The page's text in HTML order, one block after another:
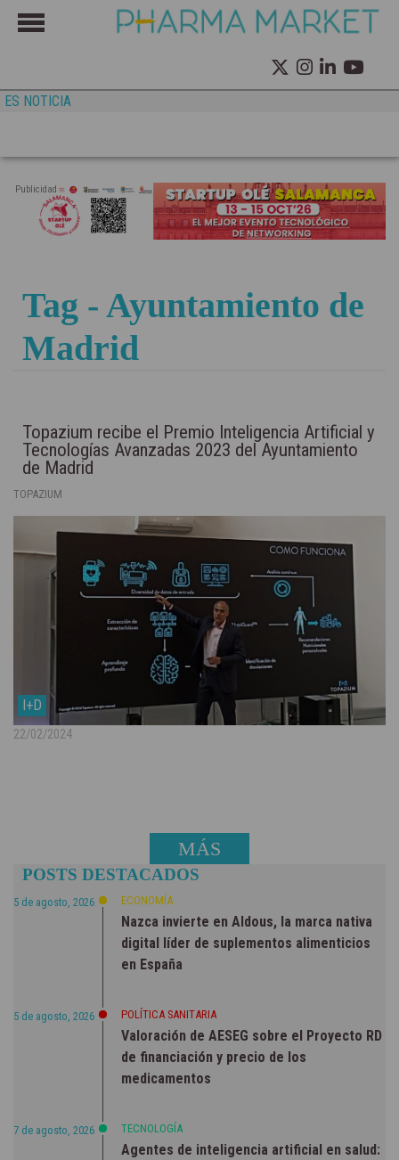
ES NOTICIA
Publicidad
Tag - Ayuntamiento de
Madrid
Topazium recibe el Premio Inteligencia Artificial y
Tecnologías Avanzadas 2023 del Ayuntamiento
de Madrid
TOPAZIUM
I+D
22/02/2024
MÁS
NOTICIAS
POSTS DESTACADOS
5 de agosto, 2026 ECONOMÍA
Nazca invierte en Aldous, la marca nativa
digital líder de suplementos alimenticios
en España
5 de agosto, 2026 POLÍTICA SANITARIA
Valoración de AESEG sobre el Proyecto RD
de financiación y precio de los
medicamentos
7 de agosto, 2026 TECNOLOGÍA
Agentes de inteligencia artificial en salud: